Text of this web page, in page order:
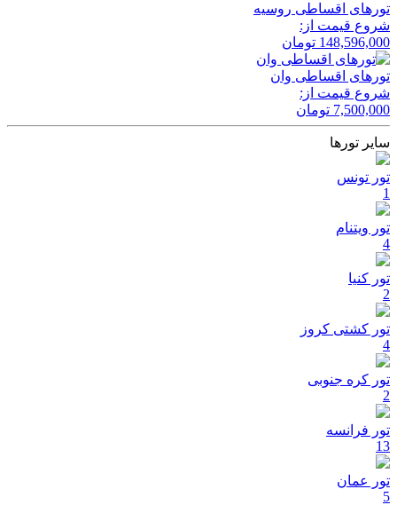
تور‌های اقساطی روسیه
شروع قیمت از:
148,596,000 تومان
تور‌های اقساطی وان
شروع قیمت از:
7,500,000 تومان
سایر تورها
تور تونس
1
تور ویتنام
4
تور کنیا
2
تور کشتی کروز
4
تور کره جنوبی
2
تور فرانسه
13
تور عمان
5